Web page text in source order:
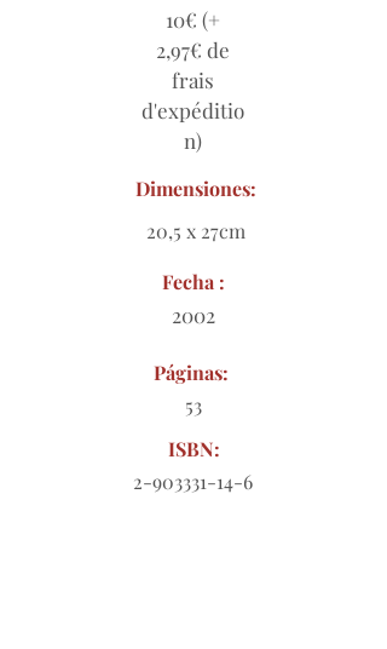
10€ (+
2,97€ de
frais
d'expéditio
n)
Dimensiones:
20,5 x 27cm
Fecha :
2002
Páginas:
53
ISBN:
2-903331-14-6